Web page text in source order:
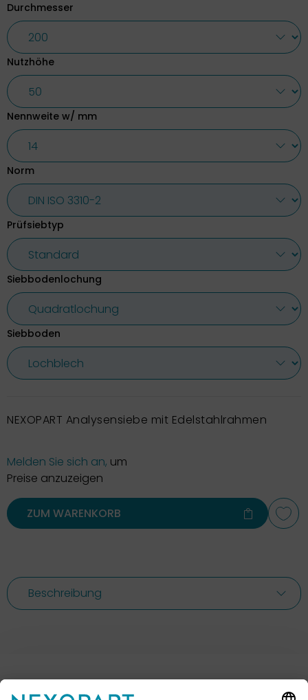
Durchmesser
Nutzhöhe
Nennweite w/ mm
Norm
Prüfsiebtyp
Siebbodenlochung
Siebboden
NEXOPART Analysensiebe mit Edelstahlrahmen
Melden Sie sich an, um
Preise anzuzeigen
ZUM WARENKORB
Beschreibung